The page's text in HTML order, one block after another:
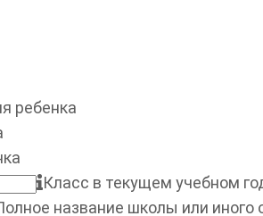
ребенка
Класс в текущем учебном
название школы или